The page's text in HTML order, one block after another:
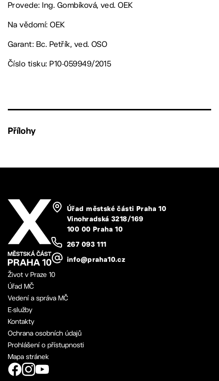
Provede: Ing. Gombíková, ved. OEK
Na vědomí: OEK
Garant: Bc. Petřík, ved. OSO
Číslo tisku: P10-059949/2015
Přílohy
Úřad městské části Praha 10
Vinohradská 3218/169
100 00 Praha 10
267 093 111
info@praha10.cz
Život v Praze 10
Úřad MČ
Vedení a správa MČ
E-služby
Kontakty
Ochrana osobních údajů
Prohlášení o přístupnosti
Mapa stránek